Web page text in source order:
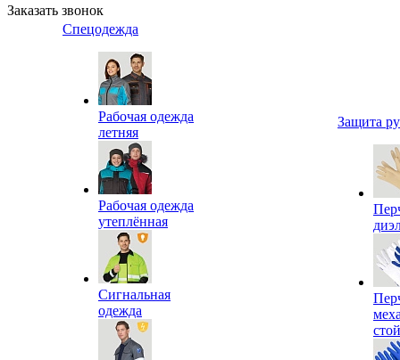
Заказать звонок
Спецодежда
Рабочая одежда
летняя
Рабочая одежда
утеплённая
Сигнальная
одежда
Защита